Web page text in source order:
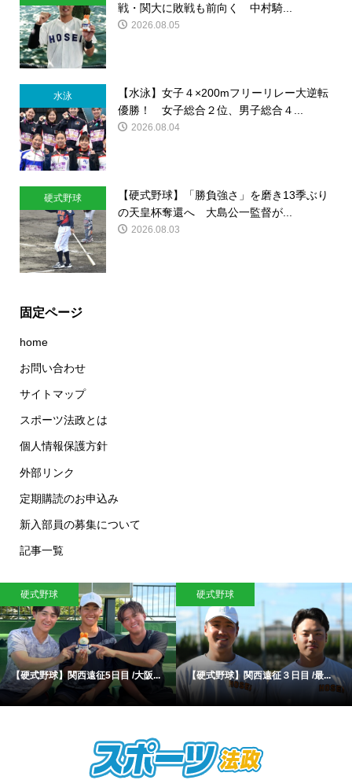
戦・関大に敗戦も前向く 中村騎...
2026.08.05
水泳
【水泳】女子４×200mフリーリレー大逆転
優勝！ 女子総合２位、男子総合４...
2026.08.04
硬式野球
【硬式野球】「勝負強さ」を磨き13季ぶり
の天皇杯奪還へ 大島公一監督が...
2026.08.03
固定ページ
home
お問い合わせ
サイトマップ
スポーツ法政とは
個人情報保護方針
外部リンク
定期購読のお申込み
新入部員の募集について
記事一覧
硬式野球
【硬式野球】関西遠征5日目 /大阪...
硬式野球
【硬式野球】関西遠征３日目 /最...